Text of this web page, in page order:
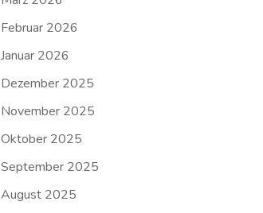
Februar 2026
Januar 2026
Dezember 2025
November 2025
Oktober 2025
September 2025
August 2025